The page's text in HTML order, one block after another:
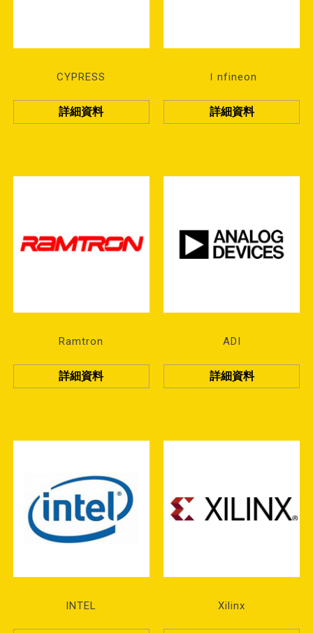
CYPRESS
詳細資料
Ｉnfineon
詳細資料
Ramtron
詳細資料
ADI
詳細資料
INTEL Xilinx